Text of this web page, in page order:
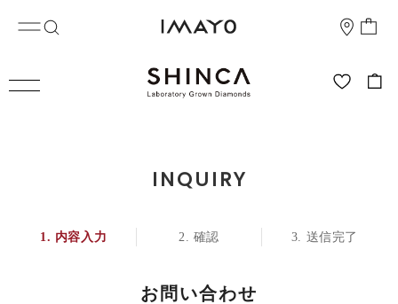
INQUIRY
内容入力 確認 送信完了
お問い合わせ